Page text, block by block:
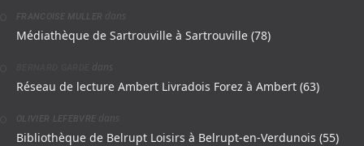
FRANCOISE MULLER dans
Médiathèque de Sartrouville à Sartrouville (78)
dans
Réseau de lecture Ambert Livradois Forez à Ambert (63)
OLIVIER LEFEBVRE dans
Bibliothèque de Belrupt Loisirs à Belrupt-en-Verdunois (55)